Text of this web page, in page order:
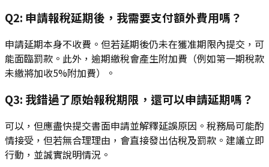
Q2: 申請報稅延期後，我需要支付額外費用嗎？
申請延期本身不收費。但若延期後仍未在獲准期限內提交，可
能面臨罰款。此外，逾期繳稅會產生附加費（例如第一期稅款
未繳將加收5%附加費）。
Q3: 我錯過了原始報稅期限，還可以申請延期嗎？
可以，但應盡快提交書面申請並解釋延誤原因。稅務局可能酌
情接受，但若無合理理由，會直接發出估稅及罰款。建議立即
行動，並誠實說明情況。